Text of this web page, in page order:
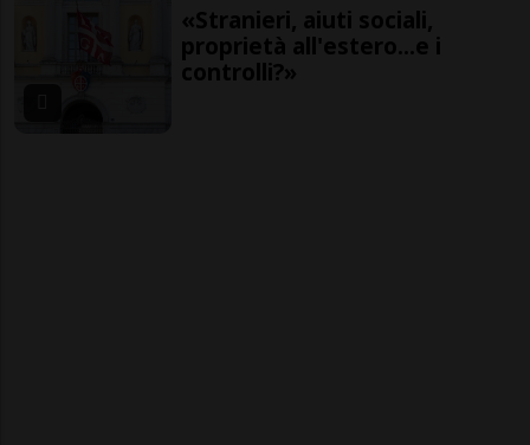
«Stranieri, aiuti sociali,
proprietà all'estero...e i
controlli?»